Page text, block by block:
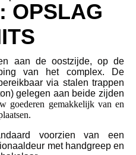
OPSLAG
aan de oostzijde, op de
van het complex. De
via stalen trappen
gelegen aan beide zijden
goederen gemakkelijk van en
voorzien van een
met handgreep en